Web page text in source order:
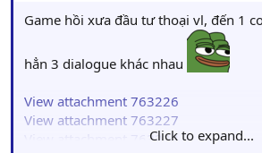
Game hồi xưa đầu tư thoại vl, đến 1
hẳn 3 dialogue khác nhau
View attachment 763226
View attachment 763227
View attachment 763228Click to expand...